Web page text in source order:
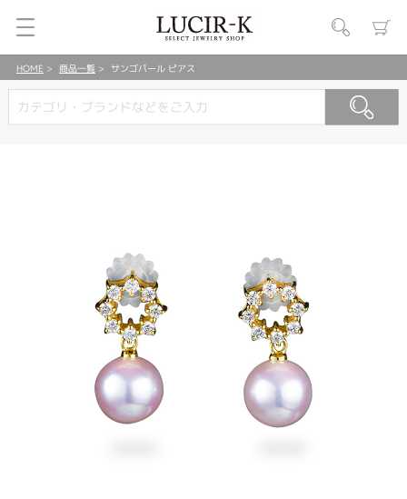
HOME 商品一覧 サンゴパール ピアス